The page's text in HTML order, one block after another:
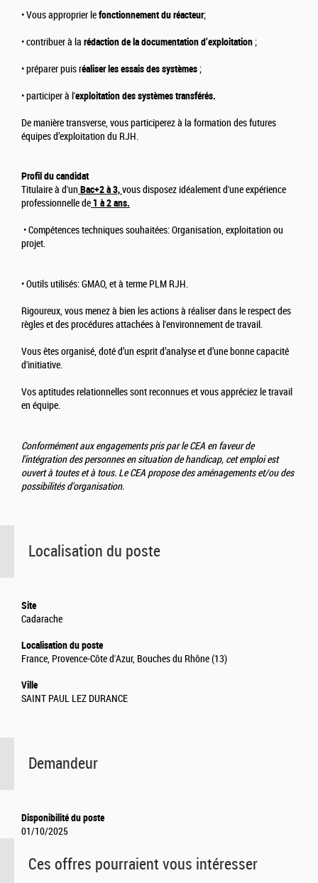
• Vous approprier lefonctionnement du réacteur;
• contribuer à la rédaction de la documentation d’exploitation ;
• préparer puis réaliser les essais des systèmes ;
• participer à l'exploitation des systèmes transférés.
De manière transverse, vous participerez à la formation des futures
équipes d’exploitation du RJH.
Profil du candidat
Titulaire à d'un Bac+2 à 3,vous disposez idéalement d'une expérience
professionnelle de1 à 2 ans.
• Compétences techniques souhaitées: Organisation, exploitation ou
projet.
• Outils utilisés: GMAO, et à terme PLM RJH.
Rigoureux, vous menez à bien les actions à réaliser dans le respect des
règles et des procédures attachées à l'environnement de travail.
Vous êtes organisé, doté d’un esprit d’analyse et d’une bonne capacité
d'initiative.
Vos aptitudes relationnelles sont reconnues et vous appréciez le travail
en équipe.
Conformément aux engagements pris par le CEA en faveur de
l'intégration des personnes en situation de handicap, cet emploi est
ouvert à toutes et à tous. Le CEA propose des aménagements et/ou des
possibilités d'organisation.
Localisation du poste
Site
Cadarache
Localisation du poste
France, Provence-Côte d'Azur, Bouches du Rhône (13)
Ville
SAINT PAUL LEZ DURANCE
Demandeur
Disponibilité du poste
01/10/2025
Ces offres pourraient vous intéresser